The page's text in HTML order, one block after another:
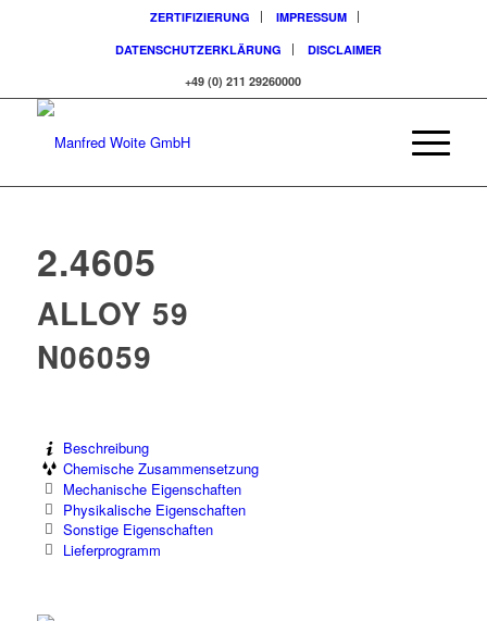
ZERTIFIZIERUNG
IMPRESSUM
DATENSCHUTZERKLÄRUNG
DISCLAIMER
+49 (0) 211 29260000
2.4605
ALLOY 59
N06059
Beschreibung
Chemische Zusammensetzung
Mechanische Eigenschaften
Physikalische Eigenschaften
Sonstige Eigenschaften
Lieferprogramm